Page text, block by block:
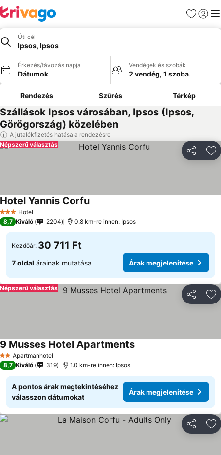
Kedvencek
Úti cél
Ipsos, Ipsos
Érkezés/távozás napja
Dátumok
Vendégek és szobák
2 vendég, 1 szoba.
Rendezés Szűrés Térkép
Szállások Ipsos városában, Ipsos (Ipsos,
Görögország) közelében
A jutalékfizetés hatása a rendezésre
Népszerű választás
3 Kategória
Hotel
Hotel Yannis CorfuÁrak megjelenítése
8,7 Kiváló 2204 0.8 km-re innen: Ipsos
Kezdőár: 30 711 Ft
7 oldal árainak mutatása Árak megjelenítése
Népszerű választás
2 Kategória
Apartmanhotel
9 Musses Hotel ApartmentsÁrak megjelenítése
8,7 Kiváló 319 1.0 km-re innen: Ipsos
A pontos árak megtekintéséhez
válasszon dátumokat
Árak megjelenítése